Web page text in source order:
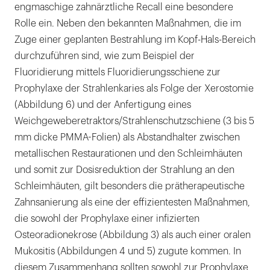
engmaschige zahnärztliche Recall eine besondere
Rolle ein. Neben den bekannten Maßnahmen, die im
Zuge einer geplanten Bestrahlung im Kopf-Hals-Bereich
durchzuführen sind, wie zum Beispiel der
Fluoridierung mittels Fluoridierungsschiene zur
Prophylaxe der Strahlenkaries als Folge der Xerostomie
(Abbildung 6) und der Anfertigung eines
Weichgeweberetraktors/Strahlenschutzschiene (3 bis 5
mm dicke PMMA-Folien) als Abstandhalter zwischen
metallischen Restaurationen und den Schleimhäuten
und somit zur Dosisreduktion der Strahlung an den
Schleimhäuten, gilt besonders die prätherapeutische
Zahnsanierung als eine der effizientesten Maßnahmen,
die sowohl der Prophylaxe einer infizierten
Osteoradionekrose (Abbildung 3) als auch einer oralen
Mukositis (Abbildungen 4 und 5) zugute kommen. In
diesem Zusammenhang sollten sowohl zur Prophylaxe